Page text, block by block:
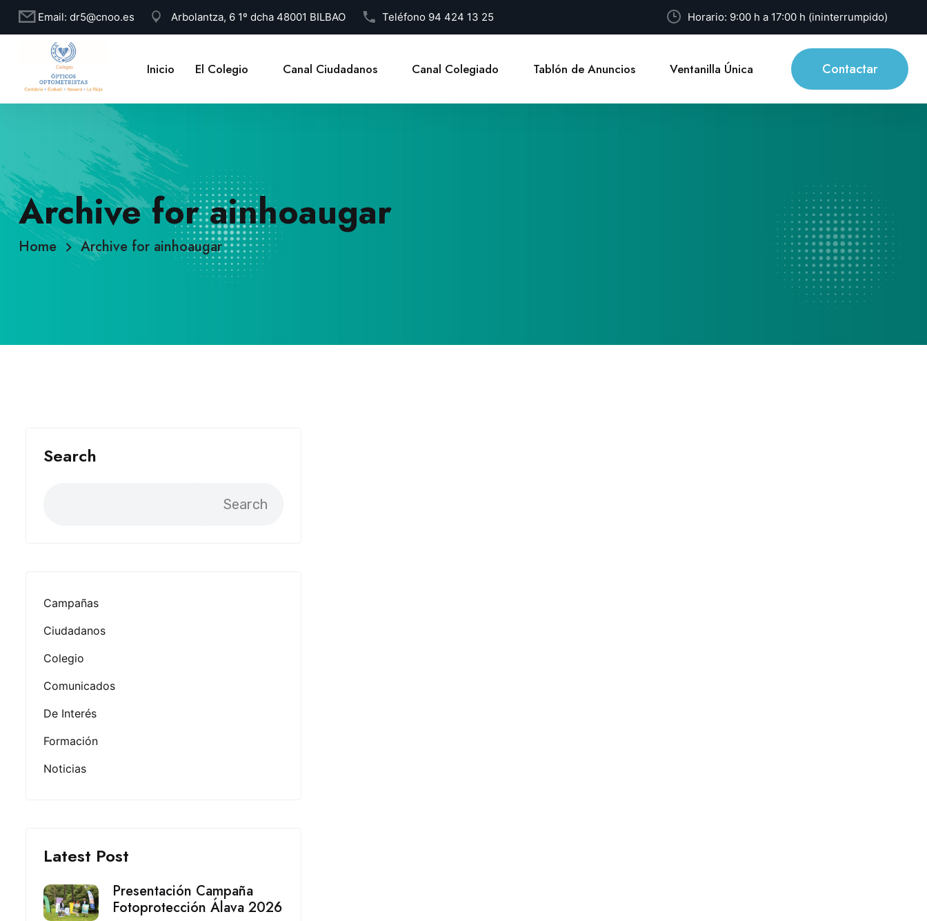
Email: dr5@cnoo.es Arbolantza, 6 1º dcha 48001 BILBAO Teléfono 94 424 13 25 Horario: 9:00 h a 17:00 h (ininterrumpido)
Inicio El Colegio Canal Ciudadanos Canal Colegiado Tablón de Anuncios Ventanilla Única Contactar
Archive for ainhoaugar
Home Archive for ainhoaugar
Search
Search
Campañas
Ciudadanos
Colegio
Comunicados
De Interés
Formación
Noticias
Latest Post
Presentación Campaña
Fotoprotección Álava 2026